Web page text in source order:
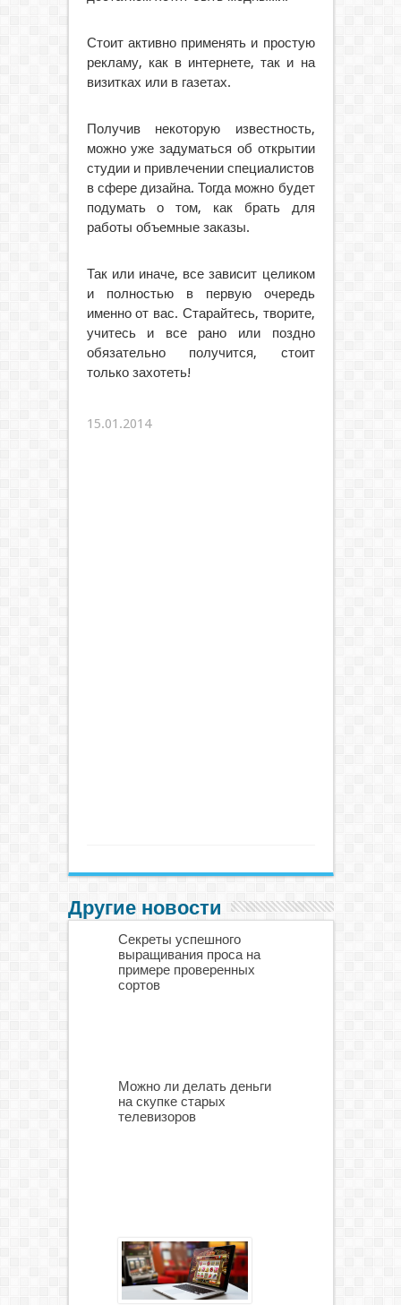
Стоит активно применять и простую
рекламу, как в интернете, так и на
визитках или в газетах.
Получив некоторую известность,
можно уже задуматься об открытии
студии и привлечении специалистов
в сфере дизайна. Тогда можно будет
подумать о том, как брать для
работы объемные заказы.
Так или иначе, все зависит целиком
и полностью в первую очередь
именно от вас. Старайтесь, творите,
учитесь и все рано или поздно
обязательно получится, стоит
только захотеть!
15.01.2014
Другие новости
Секреты успешного
выращивания проса на
примере проверенных
сортов
Можно ли делать деньги
на скупке старых
телевизоров